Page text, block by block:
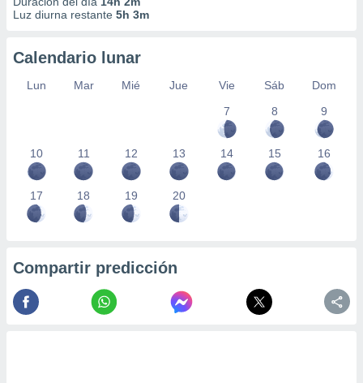
Luz diurna restante 5h 3m
Calendario lunar
Lun Mar Mié Jue Vie Sáb
Dom
7
8 9
10 11 12 13 14 15 16
17 18 19 20
Compartir predicción